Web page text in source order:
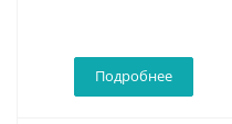
Подробнее